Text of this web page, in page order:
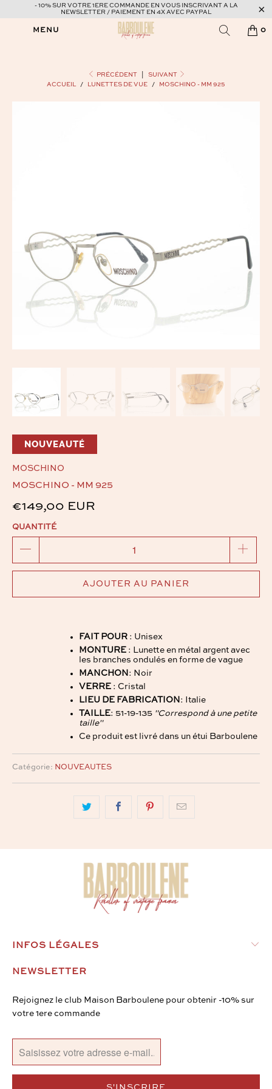
- 10% SUR VOTRE 1ERE COMMANDE EN VOUS INSCRIVANT A LA
NEWSLETTER / PAIEMENT EN 4X AVEC PAYPAL
MENU 0
PRÉCÉDENT
SUIVANT
ACCUEIL
/ LUNETTES DE VUE / MOSCHINO - MM 925
NOUVEAUTÉ
MOSCHINO
MOSCHINO - MM 925
€149,00 EUR
QUANTITÉ
AJOUTER AU PANIER
FAIT POUR : Unisex
MONTURE : Lunette en métal argent avec
les branches ondulés en forme de vague
MANCHON : Noir
VERRE : Cristal
LIEU DE FABRICATION : Italie
TAILLE: 51-19-135 "Correspond à une petite
taille"
Ce produit est livré dans un étui Barboulene
Catégorie: NOUVEAUTES
INFOS LÉGALES
NEWSLETTER
Rejoignez le club Maison Barboulene pour obtenir -10% sur
votre 1ere commande